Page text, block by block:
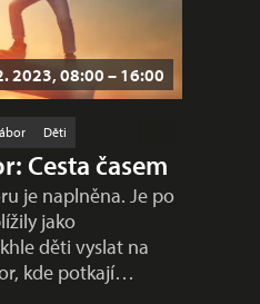
2023, 08:00 – 16:00
Děti
Cesta časem
je naplněna. Je po
jako
děti vyslat na
kde potkají…